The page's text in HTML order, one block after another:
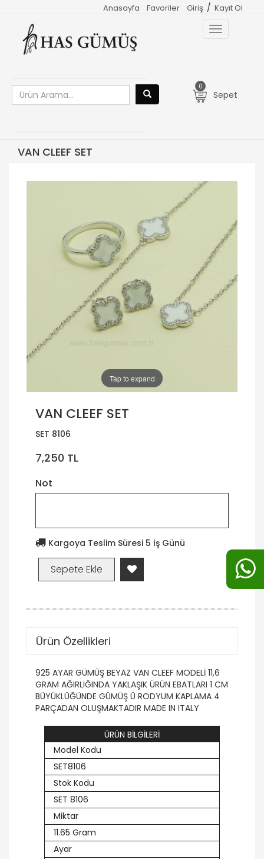
Giriş / Kayıt Ol
Favoriler
Anasayfa
Toggle
navigation
0
Sepet
VAN CLEEF SET
Tap to expand
VAN CLEEF SET
SET 8106
7,250 TL
Not
Kargoya Teslim Süresi 5 İş Günü
Ürün Özellikleri
925 AYAR GÜMÜŞ BEYAZ VAN CLEEF MODELİ 11,6
GRAM AĞIRLIĞINDA YAKLAŞIK ÜRÜN EBATLARI 1 CM
BÜYÜKLÜĞÜNDE GÜMÜŞ Ü RODYUM KAPLAMA 4
PARÇADAN OLUŞMAKTADIR MADE IN ITALY
ÜRÜN BİLGİLERİ
Model Kodu
SET8106
Stok Kodu
SET 8106
Miktar
11.65 Gram
Ayar